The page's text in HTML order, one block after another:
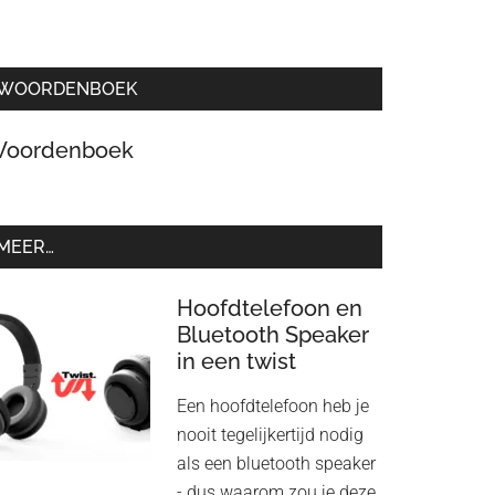
Hoofdtelefoon en
Bluetooth Speaker
in een twist
Een hoofdtelefoon heb je
nooit tegelijkertijd nodig
als een bluetooth speaker